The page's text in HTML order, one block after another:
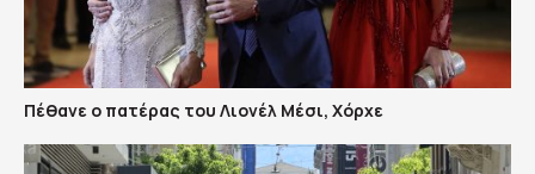
Πέθανε ο πατέρας του Λιονέλ Μέσι, Χόρχε